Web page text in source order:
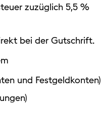
zuzüglich 5,5 %
bei der Gutschrift.
und Festgeldkonten)